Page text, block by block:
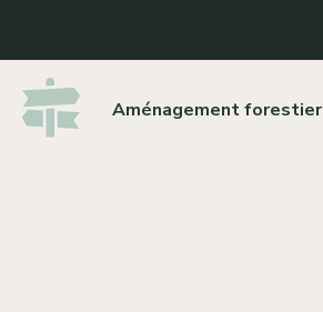
Aménagement forestier